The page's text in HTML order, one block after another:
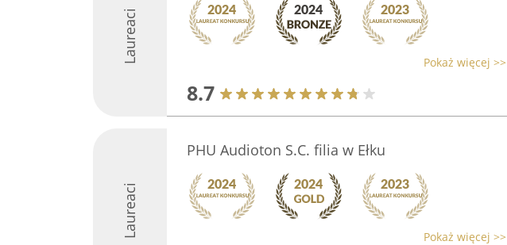
Laureaci Pokaż więcej >>
8.7
Laureaci
PHU Audioton S.C. filia w Ełku
Pokaż więcej >>